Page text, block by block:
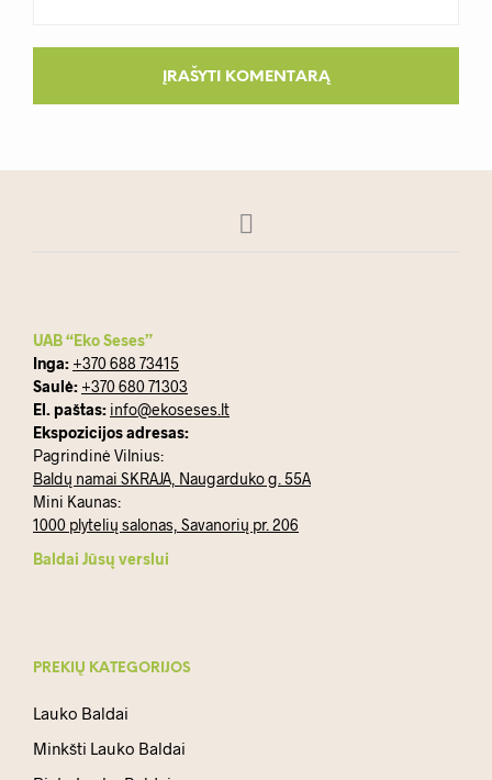
UAB “Eko Seses”
Inga: +370 688 73415
Saulė: +370 680 71303
El. paštas: info@ekoseses.lt
Ekspozicijos adresas:
Pagrindinė Vilnius:
Baldų namai SKRAJA, Naugarduko g. 55A
Mini Kaunas:
1000 plytelių salonas, Savanorių pr. 206
Baldai Jūsų verslui
PREKIŲ KATEGORIJOS
Lauko Baldai
Minkšti Lauko Baldai